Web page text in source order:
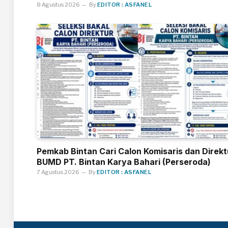
8 Agustus 2026 ByEDITOR : ASFANEL
Pemkab Bintan Cari Calon Komisaris dan
BUMD PT. Bintan Karya Bahari (Perseroda)
7 Agustus 2026 ByEDITOR : ASFANEL